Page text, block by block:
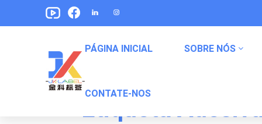
PÁGINA INICIAL SOBRE NÓS
CONTATE-NOS
Etiqueta